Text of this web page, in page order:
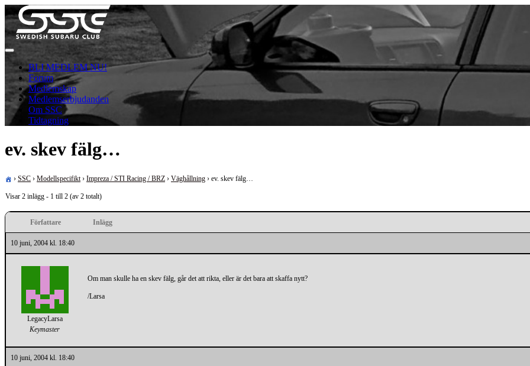
Skip
to
content
Swedish Subaru Club
För oss som älskar Subaru!
BLI MEDLEM NU!
Forum
Medlemskap
Medlemserbjudanden
Om SSC
Tidtagning
ev. skev fälg…
› SSC › Modellspecifikt › Impreza / STI Racing / BRZ › Väghållning › ev. skev fälg…
Visar 2 inlägg - 1 till 2 (av 2 totalt)
Författare Inlägg
10 juni, 2004 kl. 18:40
LegacyLarsa
Keymaster
Om man skulle ha en skev fälg, går det att rikta, eller är det bara att skaffa nytt?
/Larsa
10 juni, 2004 kl. 18:40